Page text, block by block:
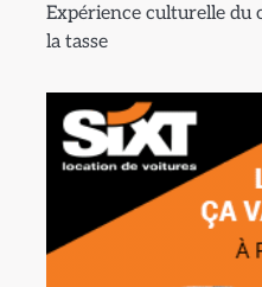
Expérience culturelle du
la tasse